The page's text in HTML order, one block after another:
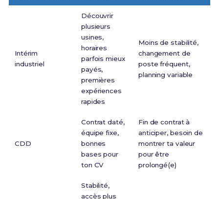
Intérim
industriel
Découvrir
plusieurs
usines,
horaires
parfois mieux
payés,
premières
expériences
rapides
Moins de stabilité,
changement de
poste fréquent,
planning variable
CDD
Contrat daté,
équipe fixe,
bonnes
bases pour
ton CV
Fin de contrat à
anticiper, besoin de
montrer ta valeur
pour être
prolongé(e)
Stabilité,
accès plus